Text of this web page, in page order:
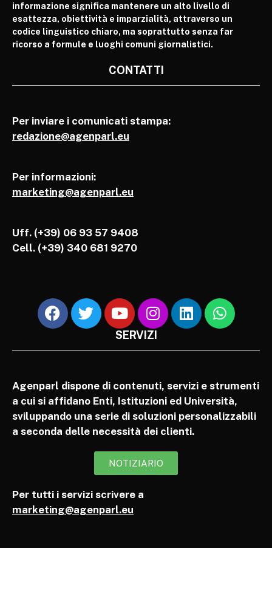
informazione significa mantenere un alto livello di
esattezza, obiettività e imparzialità, attraverso un
codice linguistico chiaro, ma soprattutto senza far
ricorso a formule e luoghi comuni giornalistici.
CONTATTI
Per inviare i comunicati stampa:
redazione@agenparl.eu
Per informazioni:
marketing@agenparl.eu
Uff. (+39) 06 93 57 9408
Cell. (+39) 340 681 9270
SERVIZI
Agenparl dispone di contenuti, servizi e strumenti
a cui si affidano Enti, Istituzioni ed Università,
sviluppando una serie di soluzioni personalizzabili
a seconda delle necessità dei clienti.
NOTIZIARIO
Per tutti i servizi scrivere a
marketing@agenparl.eu